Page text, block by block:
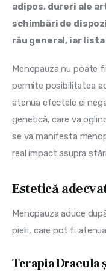
adipos, dureri ale
schimbări de
rău general, iar
Menopauza nu poate
permite posibilitatea
atenua efectele ei
genetică, care va
se va manifesta
real impact asupra
Estetică
Menopauza aduce
pielii, care pot fi
Terapia Dracula